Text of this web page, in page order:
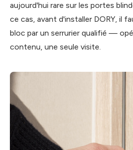
aujourd'hui rare sur les portes
ce cas, avant d'installer DORY, il
bloc par un serrurier qualifié —
contenu, une seule visite.